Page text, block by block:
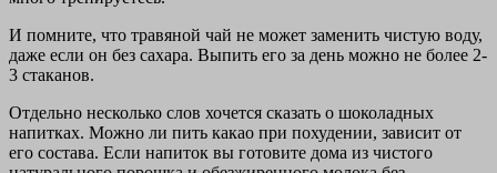
И помните, что травяной чай не может заменить чистую воду,
даже если он без сахара. Выпить его за день можно не более 2-
3 стаканов.
Отдельно несколько слов хочется сказать о шоколадных
напитках. Можно ли пить какао при похудении, зависит от
его состава. Если напиток вы готовите дома из чистого